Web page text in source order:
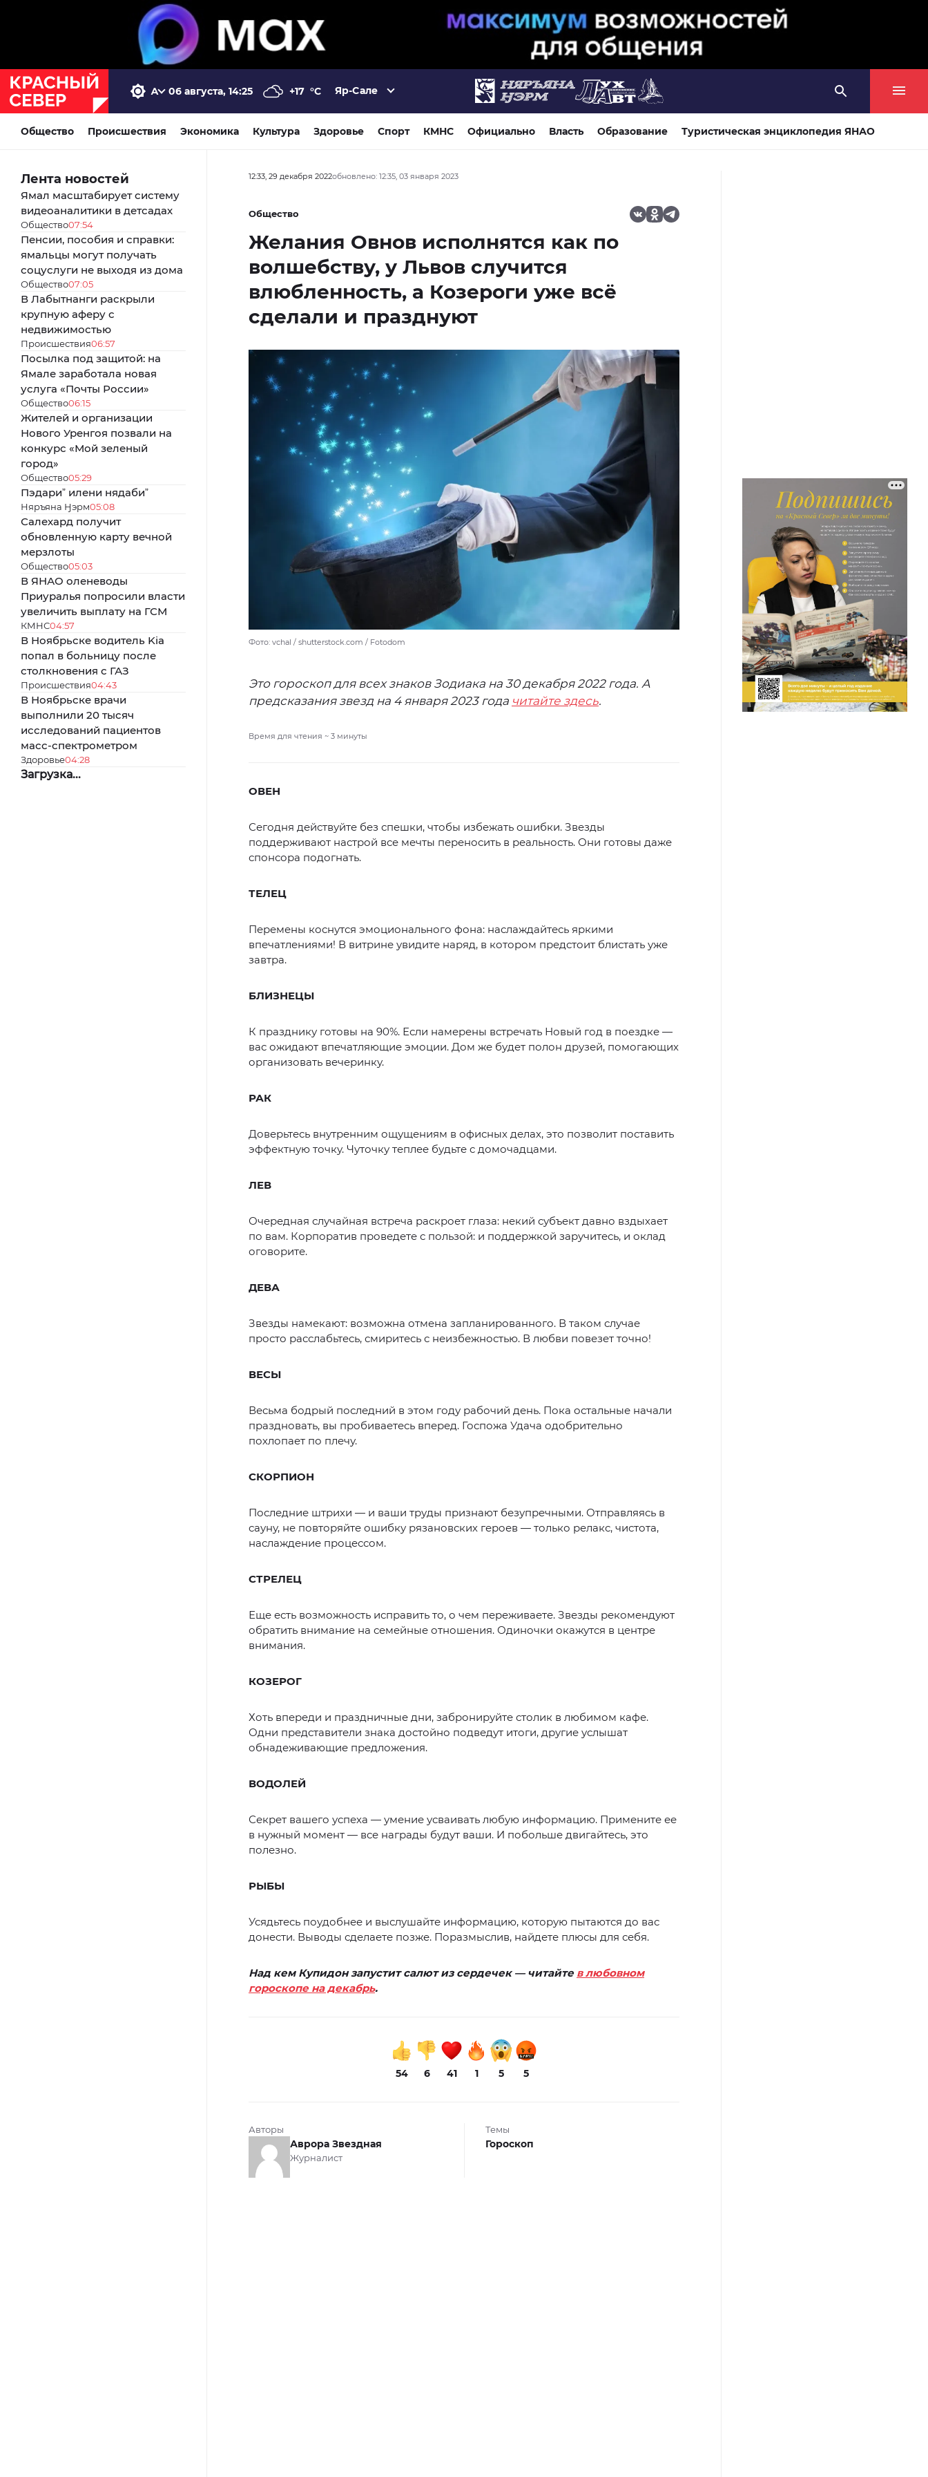
06 августа, 14:25 +17 °C Яр-Сале
Общество Происшествия Экономика Культура Здоровье Спорт КМНС Официально Власть Образование Туристическая энциклопедия ЯНАО
Лента новостей
Ямал масштабирует систему
видеоаналитики в детсадах
Общество07:54
Пенсии, пособия и справки:
ямальцы могут получать
соцуслуги не выходя из дома
Общество07:05
В Лабытнанги раскрыли
крупную аферу с
недвижимостью
Происшествия06:57
Посылка под защитой: на
Ямале заработала новая
услуга «Почты России»
Общество06:15
Жителей и организации
Нового Уренгоя позвали на
конкурс «Мой зеленый
город»
Общество05:29
Пэдариˮ илени нядабиˮ
Няръяна Ӈэрм05:08
Салехард получит
обновленную карту вечной
мерзлоты
Общество05:03
В ЯНАО оленеводы
Приуралья попросили власти
увеличить выплату на ГСМ
КМНС04:57
В Ноябрьске водитель Kia
попал в больницу после
столкновения с ГАЗ
Происшествия04:43
В Ноябрьске врачи
выполнили 20 тысяч
исследований пациентов
масс-спектрометром
Здоровье04:28
Загрузка...
12:33, 29 декабря 2022обновлено: 12:35, 03 января 2023
Общество
Желания Овнов исполнятся как по
волшебству, у Львов случится
влюбленность, а Козероги уже всё
сделали и празднуют
Фото: vchal / shutterstock.com / Fotodom
Это гороскоп для всех знаков Зодиака на 30 декабря 2022 года. А
предсказания звезд на 4 января 2023 года читайте здесь.
Время для чтения ~ 3 минуты
ОВЕН
Сегодня действуйте без спешки, чтобы избежать ошибки. Звезды
поддерживают настрой все мечты переносить в реальность. Они готовы даже
спонсора подогнать.
ТЕЛЕЦ
Перемены коснутся эмоционального фона: наслаждайтесь яркими
впечатлениями! В витрине увидите наряд, в котором предстоит блистать уже
завтра.
БЛИЗНЕЦЫ
К празднику готовы на 90%. Если намерены встречать Новый год в поездке —
вас ожидают впечатляющие эмоции. Дом же будет полон друзей, помогающих
организовать вечеринку.
РАК
Доверьтесь внутренним ощущениям в офисных делах, это позволит поставить
эффектную точку. Чуточку теплее будьте с домочадцами.
ЛЕВ
Очередная случайная встреча раскроет глаза: некий субъект давно вздыхает
по вам. Корпоратив проведете с пользой: и поддержкой заручитесь, и оклад
оговорите.
ДЕВА
Звезды намекают: возможна отмена запланированного. В таком случае
просто расслабьтесь, смиритесь с неизбежностью. В любви повезет точно!
ВЕСЫ
Весьма бодрый последний в этом году рабочий день. Пока остальные начали
праздновать, вы пробиваетесь вперед. Госпожа Удача одобрительно
похлопает по плечу.
СКОРПИОН
Последние штрихи — и ваши труды признают безупречными. Отправляясь в
сауну, не повторяйте ошибку рязановских героев — только релакс, чистота,
наслаждение процессом.
СТРЕЛЕЦ
Еще есть возможность исправить то, о чем переживаете. Звезды рекомендуют
обратить внимание на семейные отношения. Одиночки окажутся в центре
внимания.
КОЗЕРОГ
Хоть впереди и праздничные дни, забронируйте столик в любимом кафе.
Одни представители знака достойно подведут итоги, другие услышат
обнадеживающие предложения.
ВОДОЛЕЙ
Секрет вашего успеха — умение усваивать любую информацию. Примените ее
в нужный момент — все награды будут ваши. И побольше двигайтесь, это
полезно.
РЫБЫ
Усядьтесь поудобнее и выслушайте информацию, которую пытаются до вас
донести. Выводы сделаете позже. Поразмыслив, найдете плюсы для себя.
Над кем Купидон запустит салют из сердечек — читайте в любовном
гороскопе на декабрь.
54 6 41 1 5 5
Авторы
Аврора Звездная
Журналист
Темы
Гороскоп